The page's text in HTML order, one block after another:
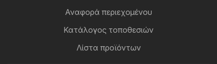
Αναφορά περιεχομένου
Κατάλογος τοποθεσιών
Λίστα προϊόντων